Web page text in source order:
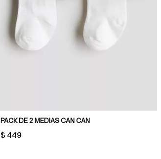
PACK DE 2 MEDIAS CAN CAN
PRICE:
$ 449